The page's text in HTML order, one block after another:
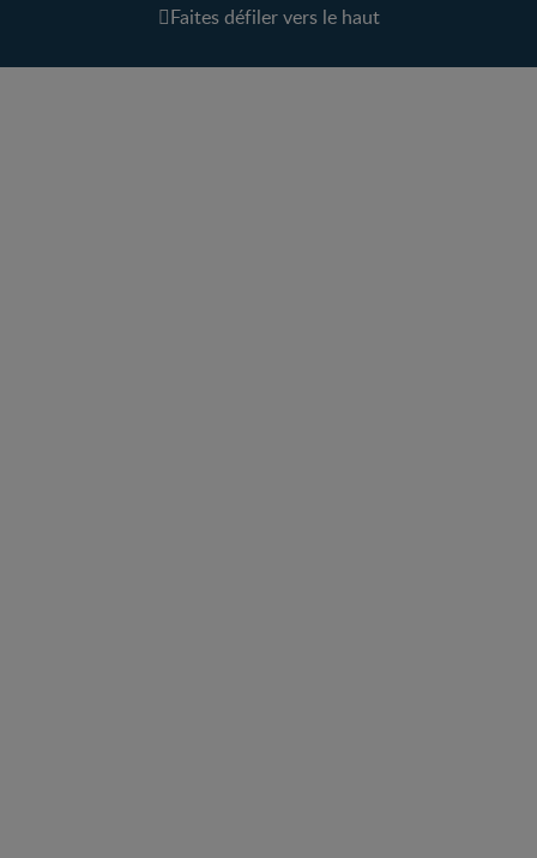
Faites défiler vers le haut